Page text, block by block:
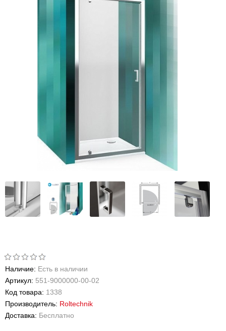
Наличие: Есть в наличии
Артикул: 551-9000000-00-02
Код товара: 1338
Производитель: Roltechnik
Доставка: Бесплатно